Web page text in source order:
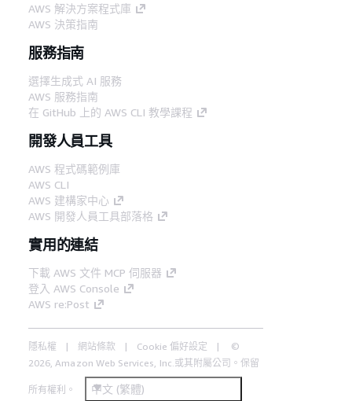
AWS 解決方案程式庫
AWS 決策指南
服務指南
選擇生成式 AI 服務
AWS 服務指南
在 GitHub 上的 AWS CLI 教學課程
開發人員工具
AWS 程式碼範例庫
AWS CLI
AWS 建構家中心
AWS 開發人員工具部落格
實用的連結
下載 AWS 文件 MCP 伺服器
登入 AWS Console
AWS re:Post
隱私權 網站條款 Cookie 偏好設定
©
2026, Amazon Web Services, Inc.或其附屬公司。保留
所有權利。 中文 (繁體)